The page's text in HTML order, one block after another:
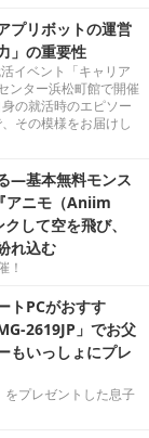
リボットの運営
」の重要性
イベント「キャリア
ンター浜松町館で開催
の就活時のエピソー
その模様をお届けし
―基本無料モンス
アニモ（Aniim
して空を飛び、
れ込む
！
トPCがおすす
2619JP」でお父
もいっしょにプレ
をプレゼントした息子